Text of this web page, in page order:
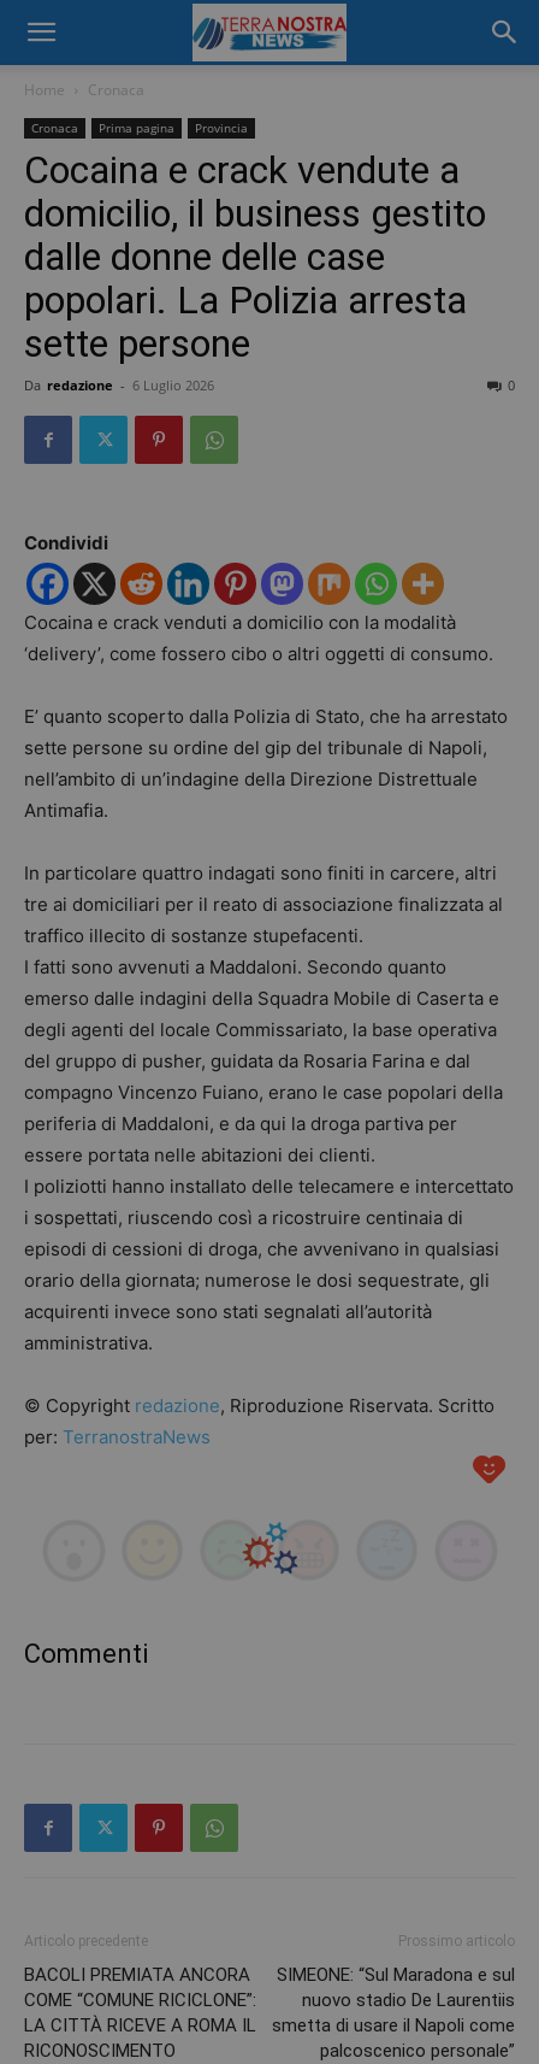
Home Cronaca
Cronaca Prima pagina Provincia
Cocaina e crack vendute a
domicilio, il business gestito
dalle donne delle case
popolari. La Polizia arresta
sette persone
Da redazione - 6 Luglio 2026 0
Condividi
Cocaina e crack venduti a domicilio con la modalità
‘delivery’, come fossero cibo o altri oggetti di consumo.
E’ quanto scoperto dalla Polizia di Stato, che ha arrestato
sette persone su ordine del gip del tribunale di Napoli,
nell’ambito di un’indagine della Direzione Distrettuale
Antimafia.
In particolare quattro indagati sono finiti in carcere, altri
tre ai domiciliari per il reato di associazione finalizzata al
traffico illecito di sostanze stupefacenti.
I fatti sono avvenuti a Maddaloni. Secondo quanto
emerso dalle indagini della Squadra Mobile di Caserta e
degli agenti del locale Commissariato, la base operativa
del gruppo di pusher, guidata da Rosaria Farina e dal
compagno Vincenzo Fuiano, erano le case popolari della
periferia di Maddaloni, e da qui la droga partiva per
essere portata nelle abitazioni dei clienti.
I poliziotti hanno installato delle telecamere e intercettato
i sospettati, riuscendo così a ricostruire centinaia di
episodi di cessioni di droga, che avvenivano in qualsiasi
orario della giornata; numerose le dosi sequestrate, gli
acquirenti invece sono stati segnalati all’autorità
amministrativa.
© Copyright redazione, Riproduzione Riservata. Scritto
per: TerranostraNews
Commenti
Articolo precedente
BACOLI PREMIATA ANCORA
COME “COMUNE RICICLONE”:
LA CITTÀ RICEVE A ROMA IL
RICONOSCIMENTO
Prossimo articolo
SIMEONE: “Sul Maradona e sul
nuovo stadio De Laurentiis
smetta di usare il Napoli come
palcoscenico personale”